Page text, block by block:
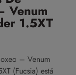
Venum
1.5XT
– Venum
(Fucsia) está